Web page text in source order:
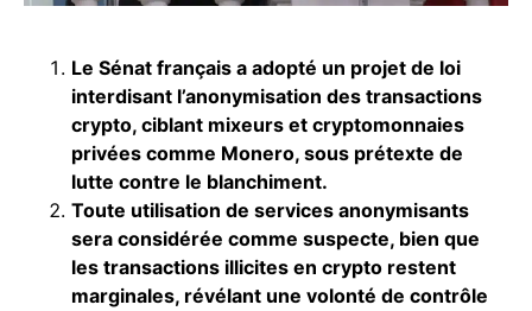
Le Sénat français a adopté un projet de loi
interdisant l’anonymisation des transactions
crypto, ciblant mixeurs et cryptomonnaies
privées comme Monero, sous prétexte de
lutte contre le blanchiment.
Toute utilisation de services anonymisants
sera considérée comme suspecte, bien que
les transactions illicites en crypto restent
marginales, révélant une volonté de contrôle